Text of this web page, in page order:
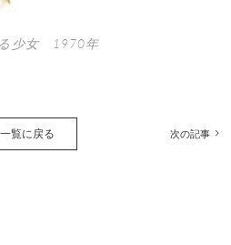
少女 1970年
一覧に戻る 次の記事